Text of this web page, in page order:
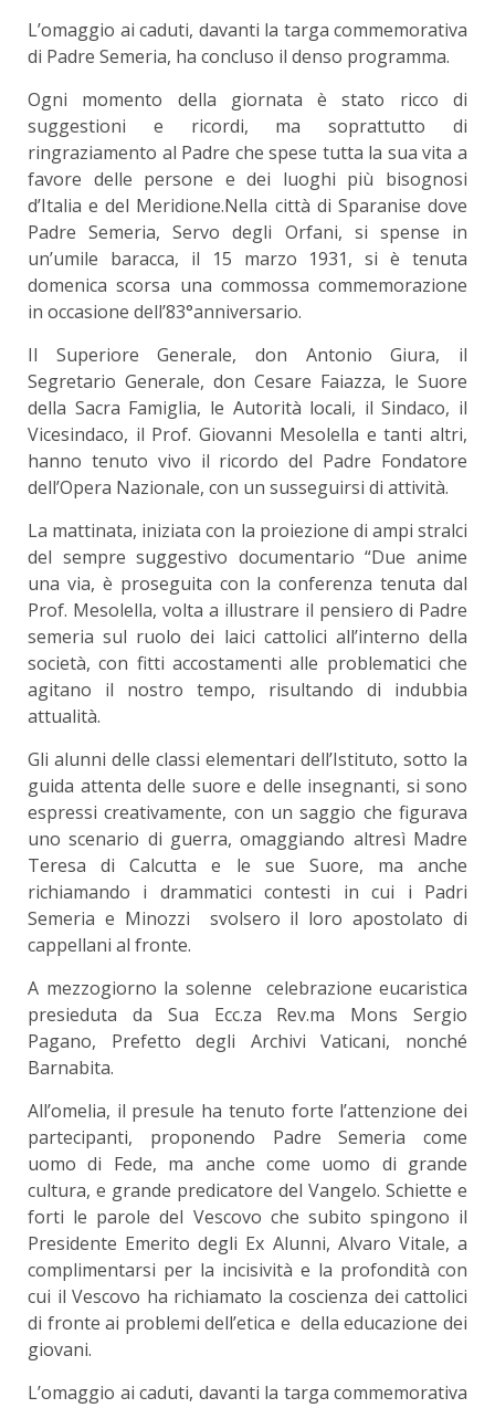
L’omaggio ai caduti, davanti la targa commemorativa
di Padre Semeria, ha concluso il denso programma.
Ogni momento della giornata è stato ricco di
suggestioni e ricordi, ma soprattutto di
ringraziamento al Padre che spese tutta la sua vita a
favore delle persone e dei luoghi più bisognosi
d’Italia e del Meridione.Nella città di Sparanise dove
Padre Semeria, Servo degli Orfani, si spense in
un’umile baracca, il 15 marzo 1931, si è tenuta
domenica scorsa una commossa commemorazione
in occasione dell’83°anniversario.
Il Superiore Generale, don Antonio Giura, il
Segretario Generale, don Cesare Faiazza, le Suore
della Sacra Famiglia, le Autorità locali, il Sindaco, il
Vicesindaco, il Prof. Giovanni Mesolella e tanti altri,
hanno tenuto vivo il ricordo del Padre Fondatore
dell’Opera Nazionale, con un susseguirsi di attività.
La mattinata, iniziata con la proiezione di ampi stralci
del sempre suggestivo documentario “Due anime
una via, è proseguita con la conferenza tenuta dal
Prof. Mesolella, volta a illustrare il pensiero di Padre
semeria sul ruolo dei laici cattolici all’interno della
società, con fitti accostamenti alle problematici che
agitano il nostro tempo, risultando di indubbia
attualità.
Gli alunni delle classi elementari dell’Istituto, sotto la
guida attenta delle suore e delle insegnanti, si sono
espressi creativamente, con un saggio che figurava
uno scenario di guerra, omaggiando altresì Madre
Teresa di Calcutta e le sue Suore, ma anche
richiamando i drammatici contesti in cui i Padri
Semeria e Minozzi svolsero il loro apostolato di
cappellani al fronte.
A mezzogiorno la solenne celebrazione eucaristica
presieduta da Sua Ecc.za Rev.ma Mons Sergio
Pagano, Prefetto degli Archivi Vaticani, nonché
Barnabita.
All’omelia, il presule ha tenuto forte l’attenzione dei
partecipanti, proponendo Padre Semeria come
uomo di Fede, ma anche come uomo di grande
cultura, e grande predicatore del Vangelo. Schiette e
forti le parole del Vescovo che subito spingono il
Presidente Emerito degli Ex Alunni, Alvaro Vitale, a
complimentarsi per la incisività e la profondità con
cui il Vescovo ha richiamato la coscienza dei cattolici
di fronte ai problemi dell’etica e della educazione dei
giovani.
L’omaggio ai caduti, davanti la targa commemorativa